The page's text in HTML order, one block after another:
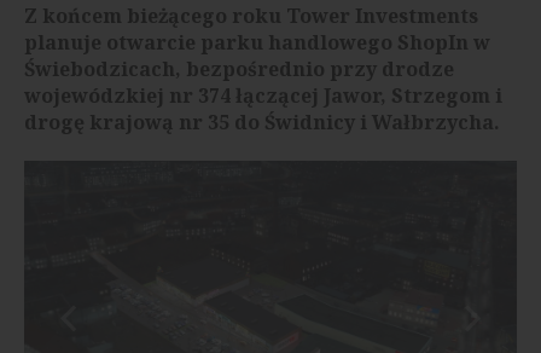
Z końcem bieżącego roku Tower Investments
planuje otwarcie parku handlowego ShopIn w
Świebodzicach, bezpośrednio przy drodze
wojewódzkiej nr 374 łączącej Jawor, Strzegom i
drogę krajową nr 35 do Świdnicy i Wałbrzycha.